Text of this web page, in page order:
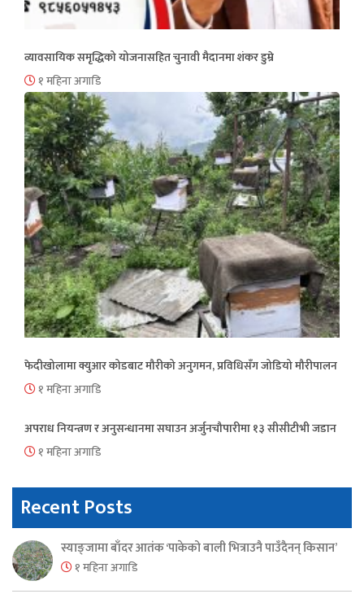
व्यावसायिक समृद्धिको योजनासहित चुनावी मैदानमा शंकर डुम्रे
१ महिना अगाडि
फेदीखोलामा क्युआर कोडबाट मौरीको अनुगमन, प्रविधिसँग जोडियो मौरीपालन
१ महिना अगाडि
अपराध नियन्त्रण र अनुसन्धानमा सघाउन अर्जुनचौपारीमा १३ सीसीटीभी जडान
१ महिना अगाडि
Recent Posts
स्याङ्जामा बाँदर आतंक ‘पाकेको बाली भित्राउनै पाउँदैनन् किसान’
१ महिना अगाडि